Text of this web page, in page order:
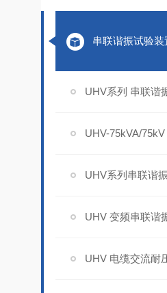
串联谐振试验装
UHV系列 串联谐
UHV-75kVA/
UHV系列串联谐
UHV 变频串联谐
UHV 电缆交流耐